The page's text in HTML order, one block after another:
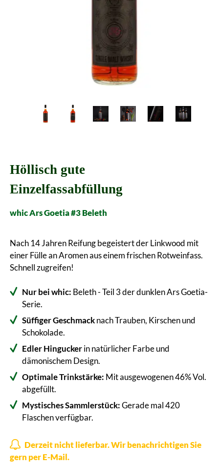
Höllisch gute
Einzelfassabfüllung
whic Ars Goetia #3 Beleth
Nach 14 Jahren Reifung begeistert der Linkwood mit
einer Fülle an Aromen aus einem frischen Rotweinfass.
Schnell zugreifen!
Nur bei whic: Beleth - Teil 3 der dunklen Ars Goetia-
Serie.
Süffiger Geschmacknach Trauben, Kirschen und
Schokolade.
Edler Hinguckerin natürlicher Farbe und
dämonischem Design.
Optimale Trinkstärke: Mit ausgewogenen 46% Vol.
abgefüllt.
Mystisches Sammlerstück:Gerade mal 420
Flaschen verfügbar.
Derzeit nicht lieferbar. Wir benachrichtigen Sie
gern per E-Mail.